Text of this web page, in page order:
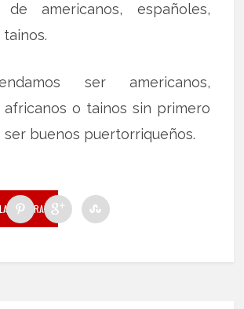
de americanos, españoles,
ser americanos,
africanos o tainos sin primero
buenos puertorriqueños.
PALABRA